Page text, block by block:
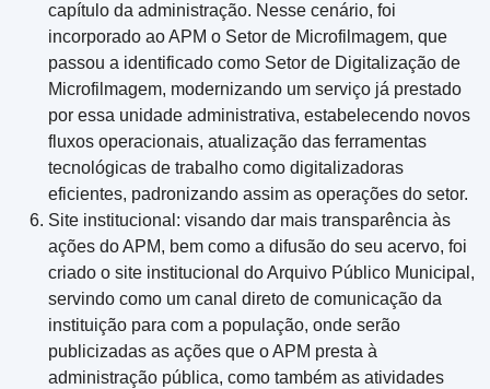
capítulo da administração. Nesse cenário, foi
incorporado ao APM o Setor de Microfilmagem, que
passou a identificado como Setor de Digitalização de
Microfilmagem, modernizando um serviço já prestado
por essa unidade administrativa, estabelecendo novos
fluxos operacionais, atualização das ferramentas
tecnológicas de trabalho como digitalizadoras
eficientes, padronizando assim as operações do setor.
Site institucional: visando dar mais transparência às
ações do APM, bem como a difusão do seu acervo, foi
criado o site institucional do Arquivo Público Municipal,
servindo como um canal direto de comunicação da
instituição para com a população, onde serão
publicizadas as ações que o APM presta à
administração pública, como também as atividades